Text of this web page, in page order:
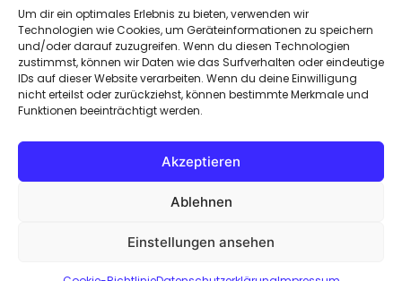
Um dir ein optimales Erlebnis zu bieten, verwenden wir
Technologien wie Cookies, um Geräteinformationen zu speichern
und/oder darauf zuzugreifen. Wenn du diesen Technologien
zustimmst, können wir Daten wie das Surfverhalten oder eindeutige
IDs auf dieser Website verarbeiten. Wenn du deine Einwilligung
nicht erteilst oder zurückziehst, können bestimmte Merkmale und
Funktionen beeinträchtigt werden.
Akzeptieren
Ablehnen
Einstellungen ansehen
Home•Impressum•Datenschutzerklärung
Haftungsausschluss (Disclaimer)•Cookie-
Richtlinie (EU)
https://www.facebook.com/travellifedrive